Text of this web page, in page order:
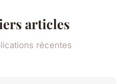
articles
récentes